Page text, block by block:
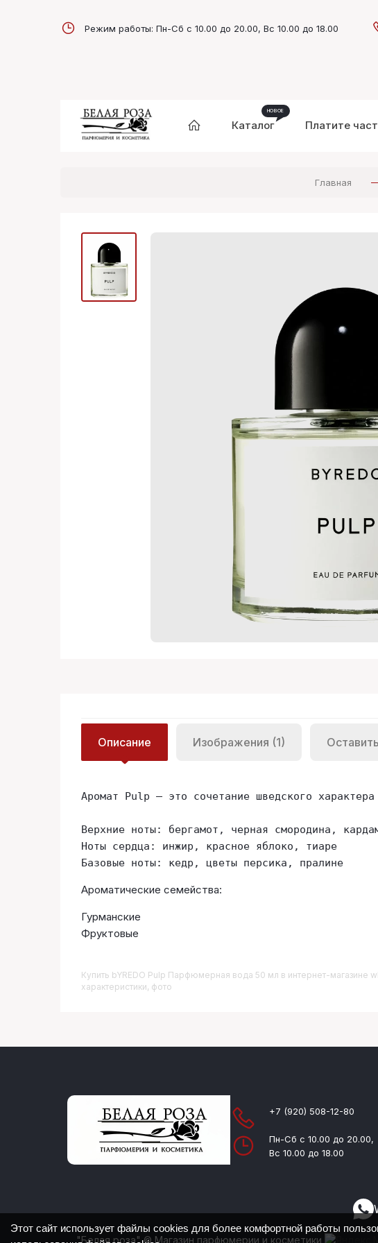
Режим работы: Пн-Сб с 10.00 до 20.00, Вс 10.00 до 18.00
Каталог Платите
Главная
Описание Изображения (1)
Аромат Pulp – это сочетание шведского
Верхние ноты: бергамот, черная смородина,
Ноты сердца: инжир, красное яблоко, тиаре
Базовые ноты: кедр, цветы персика, пралине
Ароматические семейства:
Гурманские
Фруктовые
Купить BYREDO Pulp Парфюмерная вода 50 мл в интернет-магазине
характеристики, фото
+7 (920) 508-12-80
Пн-Сб с 10.00 до 20.00,
Вс 10.00 до 18.00
"Белая роза" © Магазин парфюмерии и косметики
Этот сайт использует файлы cookies для более комфортной работы